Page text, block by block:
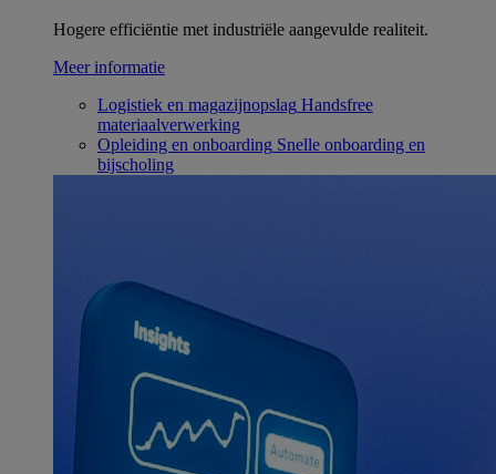
Hogere efficiëntie met industriële aangevulde realiteit.
Meer informatie
Logistiek en magazijnopslag Handsfree
materiaalverwerking
Opleiding en onboarding Snelle onboarding en
bijscholing